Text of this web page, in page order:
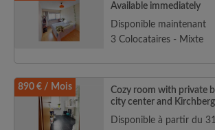
Available immediately
Disponible maintenant
3 Colocataires - Mixte
890 € / Mois
Cozy room with private
city center and Kirchberg
Disponible à partir du